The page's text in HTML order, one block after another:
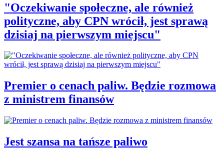
"Oczekiwanie społeczne, ale również
polityczne, aby CPN wrócił, jest sprawą
dzisiaj na pierwszym miejscu"
Premier o cenach paliw. Będzie rozmowa
z ministrem finansów
Jest szansa na tańsze paliwo